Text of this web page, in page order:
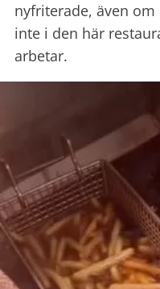
nyfriterade, även
inte i den här
arbetar.